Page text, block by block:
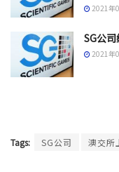
2021年
SG公
2021年
Tags: SG公司 澳交所